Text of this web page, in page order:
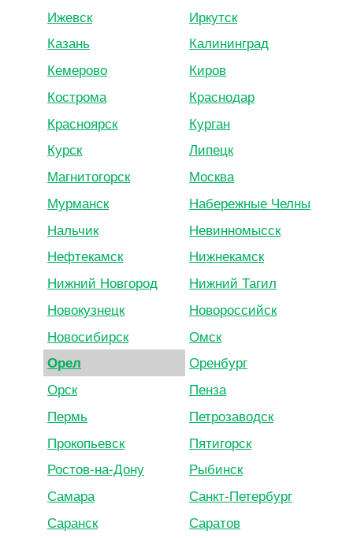
Ижевск
Иркутск
Казань
Калининград
Кемерово
Киров
Кострома
Краснодар
Красноярск
Курган
Курск
Липецк
Магнитогорск
Москва
Мурманск
Набережные Челны
Нальчик
Невинномысск
Нефтекамск
Нижнекамск
Нижний Новгород
Нижний Тагил
Новокузнецк
Новороссийск
Новосибирск
Омск
Орел
Оренбург
Орск
Пенза
Пермь
Петрозаводск
Прокопьевск
Пятигорск
Ростов-на-Дону
Рыбинск
Самара
Санкт-Петербург
Саранск
Саратов